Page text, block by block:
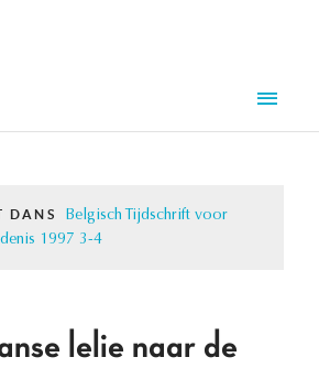
DANS
Belgisch Tijdschrift voor
1997 3-4
lelie naar de